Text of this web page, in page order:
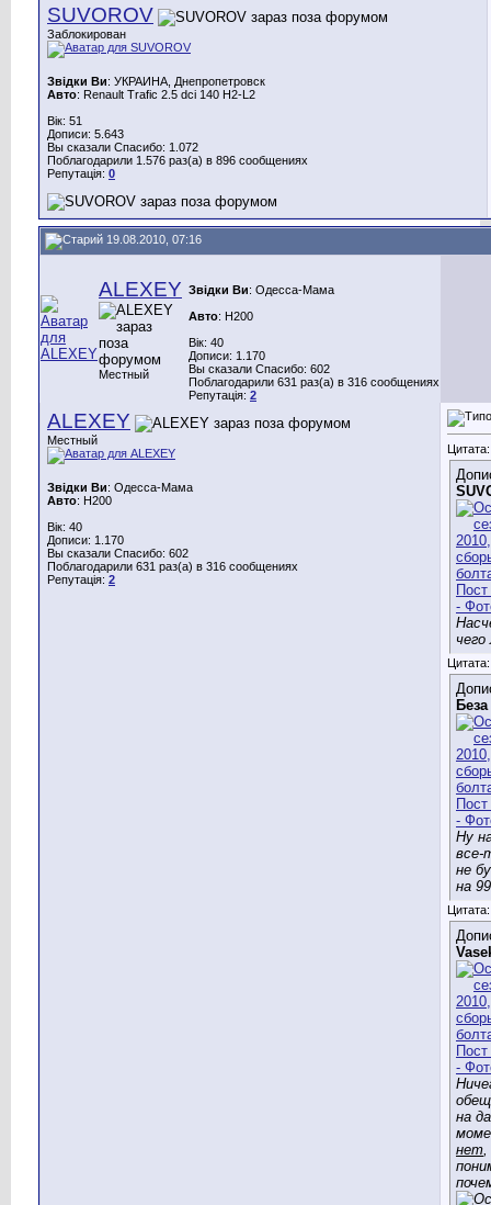
SUVOROV
Заблокирован
Звідки Ви: УКРАИНА, Днепропетровск
Авто: Renault Trafic 2.5 dci 140 H2-L2
Вік: 51
Дописи: 5.643
Вы сказали Спасибо: 1.072
Поблагодарили 1.576 раз(а) в 896 сообщениях
Репутація: 0
19.08.2010, 07:16
ALEXEY
Местный
Звідки Ви: Одесса-Мама
Авто: H200
Вік: 40
Дописи: 1.170
Вы сказали Спасибо: 602
Поблагодарили 631 раз(а) в 316 сообщениях
Репутація: 2
ALEXEY
Местный
Звідки Ви: Одесса-Мама
Авто: H200
Вік: 40
Дописи: 1.170
Вы сказали Спасибо: 602
Поблагодарили 631 раз(а) в 316 сообщениях
Репутація: 2
Цитата:
чего
Цитата:
Беза
Ну
все-
не
на
Цитата:
на
нет